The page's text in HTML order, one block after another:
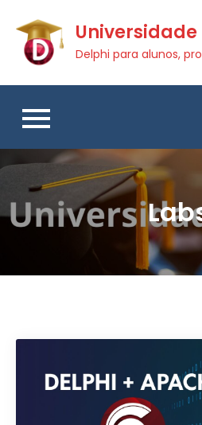
content
Universidade
Delphi para alunos,